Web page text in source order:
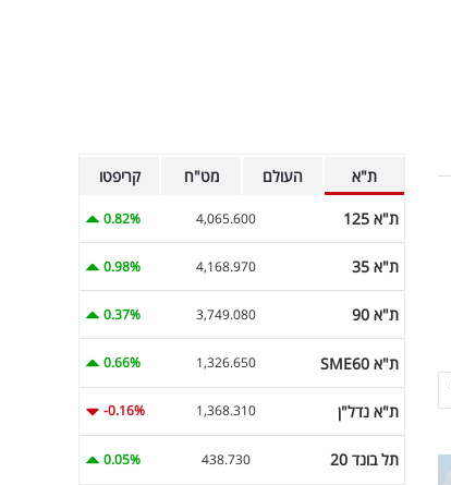
ת"א העולם מט"ח קריפטו
ת"א 125 4,065.600
0.82%
ת"א 35 4,168.970
0.98%
ת"א 90 3,749.080
0.37%
ת"א SME60 1,326.650
0.66%
ת"א נדל"ן 1,368.310
-0.16%
תל בונד 20 438.730
0.05%